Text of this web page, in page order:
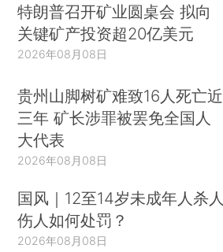
特朗普召开矿业圆桌会 拟向
关键矿产投资超20亿美元
2026年08月08日
贵州山脚树矿难致16人死亡近
三年 矿长涉罪被罢免全国人
大代表
2026年08月08日
国风｜12至14岁未成年人杀人
伤人如何处罚？
2026年08月08日